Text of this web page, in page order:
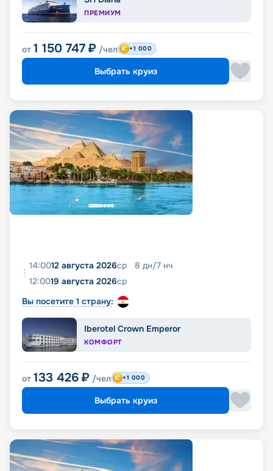
ПРЕМИУМ
от 1 150 747 ₽ /чел +1 000
Выбрать круиз
14:0012 августа 2026ср 8 дн/7 нч
12:0019 августа 2026ср
Вы посетите 1 страну:
Iberotel Crown Emperor
КОМФОРТ
от 133 426 ₽ /чел +1 000
Выбрать круиз